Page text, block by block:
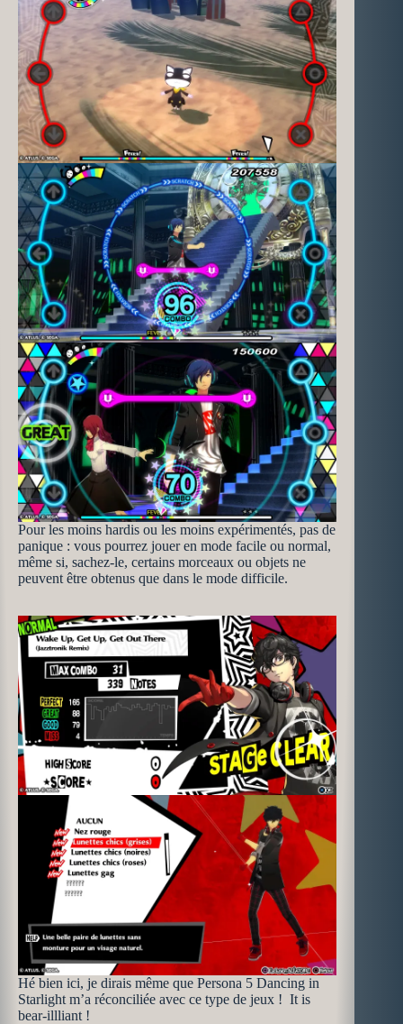
Pour les moins hardis ou les moins expérimentés, pas de
panique : vous pourrez jouer en mode facile ou normal,
même si, sachez-le, certains morceaux ou objets ne
peuvent être obtenus que dans le mode difficile.
Hé bien ici, je dirais même que Persona 5 Dancing in
Starlight m’a réconciliée avec ce type de jeux ! It is
bear-illliant !